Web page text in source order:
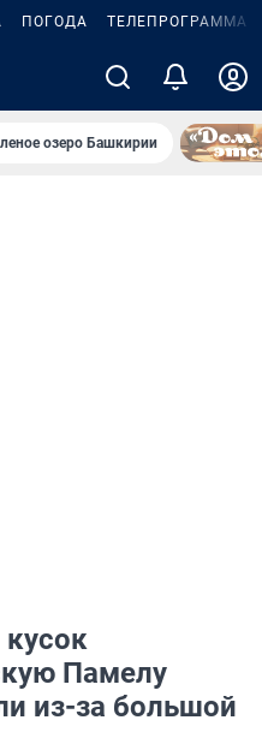
ПОГОДА ТЕЛЕПРОГРАММА
озеро Башкирии
Памелу
из-за большой